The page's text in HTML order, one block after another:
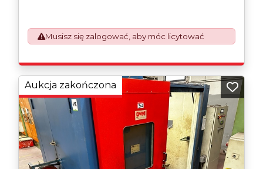
Musisz się zalogować, aby móc licytować
Aukcja zakończona